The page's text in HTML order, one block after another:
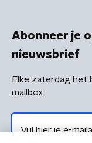
Abonneer je
nieuwsbrief
Elke zaterdag het
mailbox